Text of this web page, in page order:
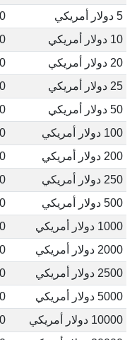
5 دولار أمريكي
10 دولار أمريكي
20 دولار أمريكي
25 دولار أمريكي
50 دولار أمريكي
100 دولار أمريكي
200 دولار أمريكي
250 دولار أمريكي
500 دولار أمريكي
1000 دولار أمريكي
2000 دولار أمريكي
2500 دولار أمريكي
5000 دولار أمريكي
10000 دولار أمريكي